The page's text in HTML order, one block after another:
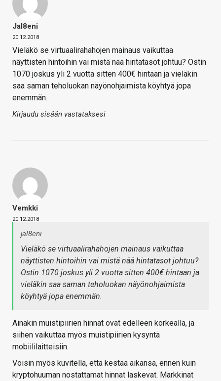
Jal8eni
20.12.2018
Vieläkö se virtuaalirahahojen mainaus vaikuttaa
näyttisten hintoihin vai mistä nää hintatasot johtuu? Ostin
1070 joskus yli 2 vuotta sitten 400€ hintaan ja vieläkin
saa saman teholuokan näyönohjaimista köyhtyä jopa
enemmän.
Kirjaudu sisään vastataksesi
Vemkki
20.12.2018
jal8eni
Vieläkö se virtuaalirahahojen mainaus vaikuttaa
näyttisten hintoihin vai mistä nää hintatasot johtuu?
Ostin 1070 joskus yli 2 vuotta sitten 400€ hintaan ja
vieläkin saa saman teholuokan näyönohjaimista
köyhtyä jopa enemmän.
Ainakin muistipiirien hinnat ovat edelleen korkealla, ja
siihen vaikuttaa myös muistipiirien kysyntä
mobiililaitteisiin.
Voisin myös kuvitella, että kestää aikansa, ennen kuin
kryptohuuman nostattamat hinnat laskevat. Markkinat